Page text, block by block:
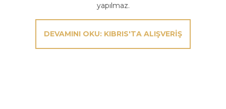
yapılmaz.
DEVAMINI OKU: KIBRIS'TA ALIŞVERIŞ